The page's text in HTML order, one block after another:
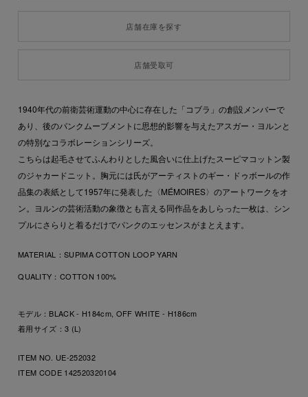
店舗在庫を探す
店舗受取可
1940年代の前衛芸術運動の中心に存在した「コブラ」の創設メンバーで
あり、後のパンクムーブメントに思想的影響を与えたアスガー・ヨルンと
の特別なコラボレーションシリーズ。
こちらは起毛させてふんわりとした風合いに仕上げたスーピマコットン製
のジャカードニット。胸元には氏がアーティストのギー・ドゥボールの作
品集の表紙として1957年に発表した〈MÉMOIRES〉のアートワークをオ
ン。ヨルンの芸術活動の象徴とも言える同作品をあしらった一枚は、シン
プルにさらりと着るだけでパンクのエッセンスがまとえます。
MATERIAL： SUPIMA COTTON LOOP YARN
QUALITY： COTTON 100%
モデル：BLACK - H184cm, OFF WHITE - H186cm
着用サイズ：3 (L)
ITEM NO. UE-252032
ITEM CODE 142520320104